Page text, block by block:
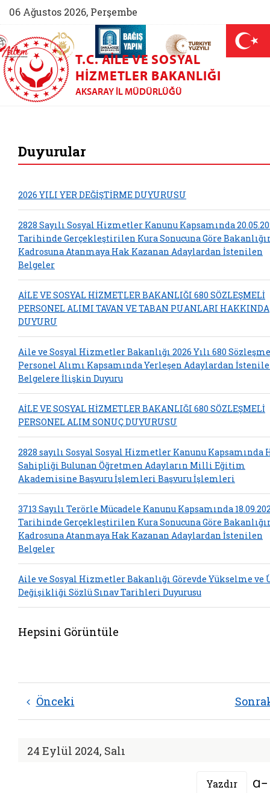
06 Ağustos 2026, Perşembe
(yeni sekmede açılır)
AİLEM İletişim Merkezi (yeni sekmede açılır)
Aile ve Nüfus On Yılı (yeni sekmede açılır)
Darülaceze bağış sayfası (yeni
T.C. AILE VE SOSYAL
HIZMETLER BAKANLIĞI
AKSARAY İL MÜDÜRLÜĞÜ
Duyurular
2026 YILI YER DEĞİŞTİRME DUYURUSU
2828 Sayılı Sosyal Hizmetler Kanunu Kapsamında
Tarihinde Gerçekleştirilen Kura Sonucuna Göre
Kadrosuna Atanmaya Hak Kazanan Adaylardan İstenilen
Belgeler
AİLE VE SOSYAL HİZMETLER BAKANLIĞI 680 SÖZLEŞMELİ
PERSONEL ALIMI TAVAN VE TABAN PUANLARI HAKKINDA
DUYURU
Aile ve Sosyal Hizmetler Bakanlığı 2026 Yılı 680
Personel Alımı Kapsamında Yerleşen Adaylardan
Belgelere İlişkin Duyuru
AİLE VE SOSYAL HİZMETLER BAKANLIĞI 680 SÖZLEŞMELİ
PERSONEL ALIM SONUÇ DUYURUSU
2828 sayılı Sosyal Sosyal Hizmetler Kanunu Kapsamında
Sahipliği Bulunan Öğretmen Adayların Milli Eğitim
Akademisine Başvuru İşlemleri Başvuru İşlemleri
3713 Sayılı Terörle Mücadele Kanunu Kapsamında
Tarihinde Gerçekleştirilen Kura Sonucuna Göre
Kadrosuna Atanmaya Hak Kazanan Adaylardan İstenilen
Belgeler
Aile ve Sosyal Hizmetler Bakanlığı Görevde Yükselme ve
Değişikliği Sözlü Sınav Tarihleri Duyurusu
Hepsini Görüntüle
Önceki
24 Eylül 2024, Salı
Yazdır